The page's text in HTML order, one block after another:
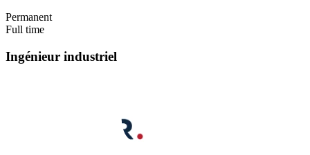
Permanent
Full time
Ingénieur industriel